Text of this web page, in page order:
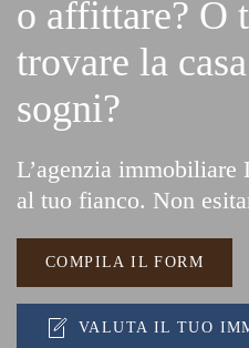
o affittare? O
trovare la
sogni?
L’agenzia immobiliare
al tuo fianco. Non
COMPILA IL FORM
VALUTA IL TUO